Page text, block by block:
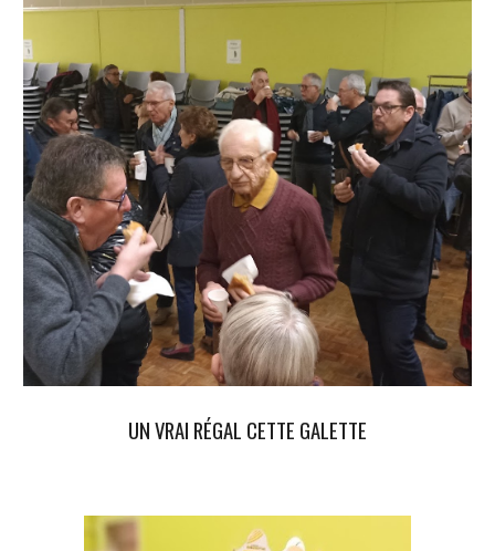
UN VRAI RÉGAL CETTE GALETTE